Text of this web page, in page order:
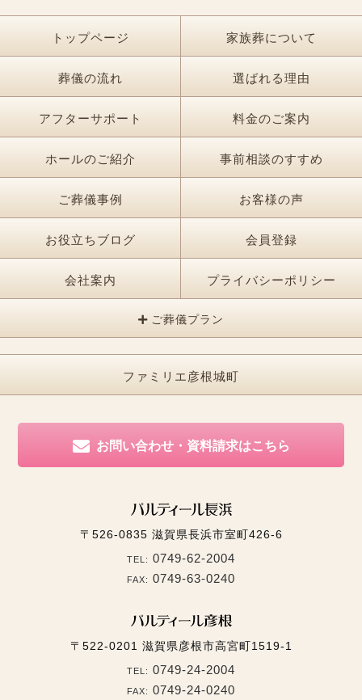
トップページ 家族葬について
葬儀の流れ 選ばれる理由
アフターサポート 料金のご案内
ホールのご紹介 事前相談のすすめ
ご葬儀事例 お客様の声
お役立ちブログ 会員登録
会社案内 プライバシーポリシー
ご葬儀プラン
ファミリエ彦根城町
お問い合わせ・資料請求はこちら
〒526-0835 滋賀県長浜市室町426-6
TEL: 0749-62-2004
FAX: 0749-63-0240
〒522-0201 滋賀県彦根市高宮町1519-1
TEL: 0749-24-2004
FAX: 0749-24-0240